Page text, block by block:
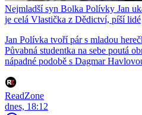
Nejmladší syn Bolka Polívky Jan
je celá Vlastička z Dědictví, píší lidé
Jan Polívka tvoří pár s mladou
Půvabná studentka na sebe poutá
nápadné podobě s Dagmar
ReadZone
dnes, 18:12